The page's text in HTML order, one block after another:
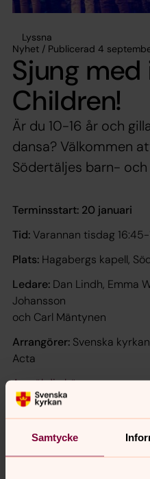
Samtycke
Lyssna
Nyhet / Publicerad 4
Sjung med
Children!
Är du 10-16 år och
dansa? Välkommen
Södertäljes barn-
Terminsstart: 20 januari
Tid: Varannan tisdag
Plats: Hagabergs kapell,
Ledare: Dan Lindh, Emma
Johansson
och Carl Mäntynen
Arrangörer: Svenska
Acta
Anmäl dig här
Läs mer om Soul Children